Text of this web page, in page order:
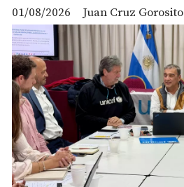
Juan Cruz Gorosito
01/08/2026